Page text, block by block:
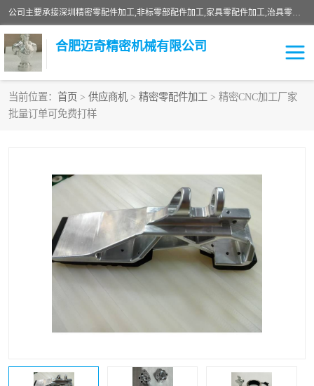
公司主要承接深圳精密零配件加工,非标零部配件加工,家具零配件加工,治具零配件加工,安徽精密零配件加工等各种各种精密机械加工，欢迎来来电咨询！
合肥迈奇精密机械有限公司
当前位置： 首页 > 供应商机 > 精密零配件加工 > 精密CNC加工厂家
批量订单可免费打样
铣床加工
家具零配件加工 数控精密机加工
零部件机加工 机床零件加工
CNC加工 数控机床加工